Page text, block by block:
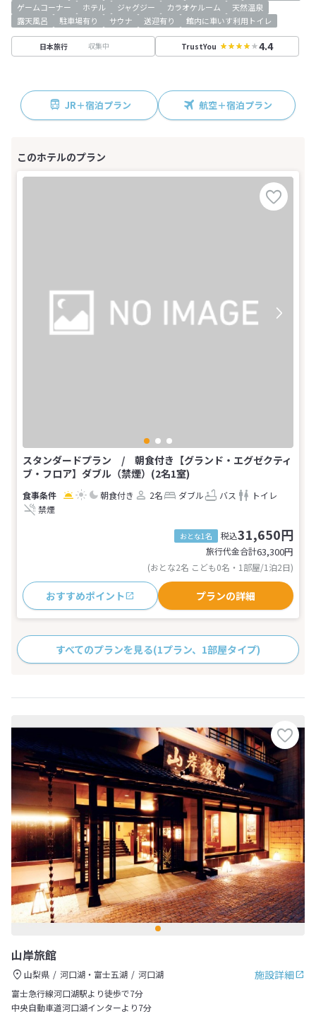
ゲームコーナー
ホテル ジャグジー カラオケルーム
天然温泉
露天風呂
駐車場有り サウナ 送迎有り 館内に車いす利用トイレ
日本旅行 収集中 TrustYou 4.4
JR＋宿泊プラン 航空＋宿泊プラン
スタンダードプラン / 朝食付き【グランド・エグゼクティ
ブ・フロア】ダブル（禁煙）(2名1室)
朝食付き 2名 ダブル バス
トイレ
禁煙
おとな1名 税込31,650円
旅行代金合計63,300円
(おとな2名 こども0名・1部屋/1泊2日)
おすすめポイント プランの詳細
すべてのプランを見る(1プラン、1部屋タイプ)
山岸旅館
施設詳細
山梨県 河口湖・富士五湖
河口湖
富士急行線河口湖駅より徒歩で7分
中央自動車道河口湖インターより7分